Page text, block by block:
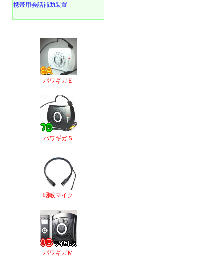
携帯用会話補助装置
パワギガＥ
パワギガＳ
咽喉マイク
パワギガＭ